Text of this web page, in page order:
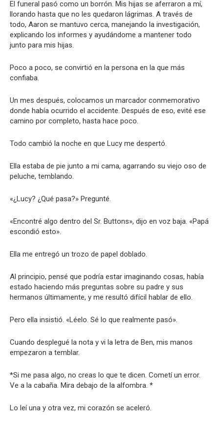
El funeral pasó como un borrón. Mis hijas se aferraron a mí,
llorando hasta que no les quedaron lágrimas. A través de
todo, Aaron se mantuvo cerca, manejando la investigación,
explicando los informes y ayudándome a mantener todo
junto para mis hijas.
Poco a poco, se convirtió en la persona en la que más
confiaba.
Un mes después, colocamos un marcador conmemorativo
donde había ocurrido el accidente. Después de eso, evité ese
camino por completo, hasta hace poco.
Todo cambió la noche en que Lucy me despertó.
Ella estaba de pie junto a mi cama, agarrando su viejo oso de
peluche, temblando.
«¿Lucy? ¿Qué pasa?» Pregunté.
«Encontré algo dentro del Sr. Buttons», dijo en voz baja. «Papá
escondió esto».
Ella me entregó un trozo de papel doblado.
Al principio, pensé que podría estar imaginando cosas, había
estado haciendo más preguntas sobre su padre y sus
hermanos últimamente, y me resultó difícil hablar de ello.
Pero ella insistió. «Léelo. Sé lo que realmente pasó».
Cuando desplegué la nota y vi la letra de Ben, mis manos
empezaron a temblar.
*Si me pasa algo, no creas lo que te dicen. Cometí un error.
Ve a la cabaña. Mira debajo de la alfombra. *
Lo leí una y otra vez, mi corazón se aceleró.